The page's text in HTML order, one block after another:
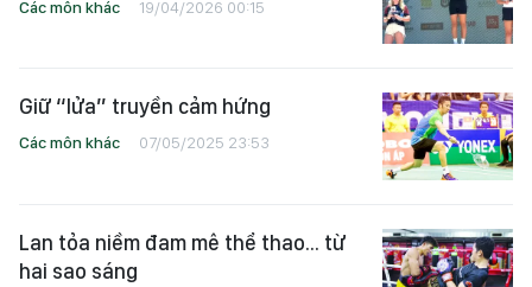
Các môn khác 19/04/2026 00:15
Giữ “lửa” truyền cảm hứng
Các môn khác 07/05/2025 23:53
Lan tỏa niềm đam mê thể thao... từ
hai sao sáng